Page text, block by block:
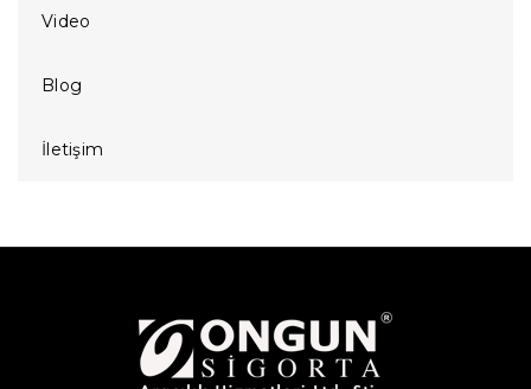
Video
Blog
İletişim